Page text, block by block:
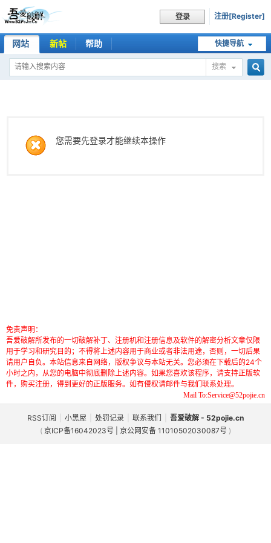
登录 注册[Register]
快捷导航
网站 新帖 帮助
搜索
您需要先登录才能继续本操作
免责声明：
吾爱破解所发布的一切破解补丁、注册机和注册信息及软件的解密分析文章仅限
用于学习和研究目的；不得将上述内容用于商业或者非法用途，否则，一切后果
请用户自负。本站信息来自网络，版权争议与本站无关。您必须在下载后的24个
小时之内，从您的电脑中彻底删除上述内容。如果您喜欢该程序，请支持正版软
件，购买注册，得到更好的正版服务。如有侵权请邮件与我们联系处理。
Mail To:Service@52pojie.cn
RSS订阅 小黑屋 处罚记录 联系我们
吾爱破解 - 52pojie.cn
( 京ICP备16042023号 | 京公网安备 11010502030087号 )